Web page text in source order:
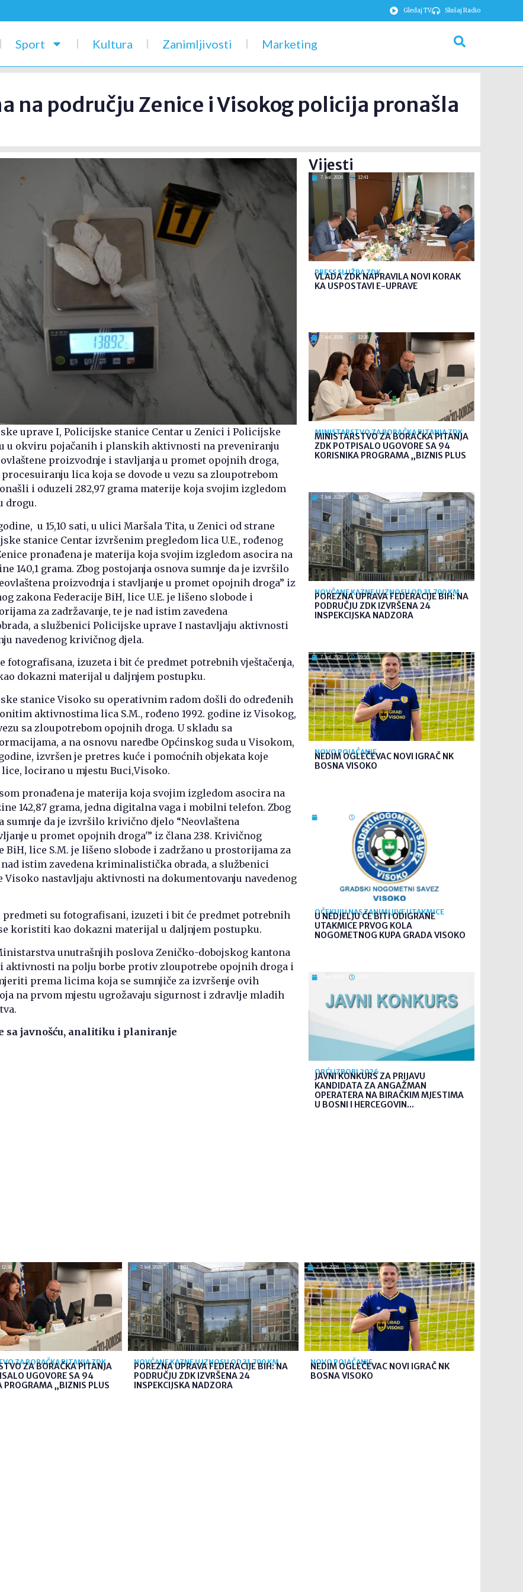
Gledaj TV Slušaj Radio
Sport Kultura Zanimljivosti Marketing
na području Zenice i Visokog policija pronašla
uprave I, Policijske stanice Centar u Zenici i Policijske
u okviru pojačanih i planskih aktivnosti na preveniranju
proizvodnje i stavljanja u promet opojnih droga,
lica koja se dovode u vezu sa zloupotrebom
i oduzeli 282,97 grama materije koja svojim izgledom
drogu.
u 15,10 sati, u ulici Maršala Tita, u Zenici od strane
stanice Centar izvršenim pregledom lica U.E., rođenog
pronađena je materija koja svojim izgledom asocira na
140,1 grama. Zbog postojanja osnova sumnje da je izvršilo
proizvodnja i stavljanje u promet opojnih droga” iz
zakona Federacije BiH, lice U.E. je lišeno slobode i
za zadržavanje, te je nad istim zavedena
a službenici Policijske uprave I nastavljaju aktivnosti
navedenog krivičnog djela.
fotografisana, izuzeta i bit će predmet potrebnih vještačenja,
dokazni materijal u daljnjem postupku.
stanice Visoko su operativnim radom došli do određenih
aktivnostima lica S.M., rođeno 1992. godine iz Visokog,
sa zloupotrebom opojnih droga. U skladu sa
a na osnovu naredbe Općinskog suda u Visokom,
izvršen je pretres kuće i pomoćnih objekata koje
locirano u mjestu Buci,Visoko.
pronađena je materija koja svojim izgledom asocira na
142,87 grama, jedna digitalna vaga i mobilni telefon. Zbog
sumnje da je izvršilo krivično djelo “Neovlaštena
u promet opojnih droga'” iz člana 238. Krivičnog
BiH, lice S.M. je lišeno slobode i zadržano u prostorijama za
nad istim zavedena kriminalistička obrada, a službenici
Visoko nastavljaju aktivnosti na dokumentovanju navedenog
predmeti su fotografisani, izuzeti i bit će predmet potrebnih
se koristiti kao dokazni materijal u daljnjem postupku.
unutrašnjih poslova Zeničko-dobojskog kantona
aktivnosti na polju borbe protiv zloupotrebe opojnih droga i
prema licima koja se sumnjiče za izvršenje ovih
na prvom mjestu ugrožavaju sigurnost i zdravlje mladih
sa javnošću, analitiku i planiranje
Vijesti
7. kol. 2026 12:41
PRESS SLUŽBA ZDK
VLADA ZDK NAPRAVILA NOVI KORAK
KA USPOSTAVI E-UPRAVE
7. kol. 2026 12:36
MINISTARSTVO ZA BORAČKA PITANJA ZDK
MINISTARSTVO ZA BORAČKA PITANJA
ZDK POTPISALO UGOVORE SA 94
KORISNIKA PROGRAMA „BIZNIS PLUS
7. kol. 2026 10:03
NOVČANE KAZNE U IZNOSU OD 31.700 KM
POREZNA UPRAVA FEDERACIJE BIH: NA
PODRUČJU ZDK IZVRŠENA 24
INSPEKCIJSKA NADZORA
7. kol. 2026 09:56
NOVO POJAČANJE
NEDIM OGLEČEVAC NOVI IGRAČ NK
BOSNA VISOKO
09:26
OČEKUJU NAS ZANIMLJIVE UTAKMICE
U NEDJELJU ĆE BITI ODIGRANE
UTAKMICE PRVOG KOLA
NOGOMETNOG KUPA GRADA VISOKO
OPĆI IZBORI 2026
JAVNI KONKURS ZA PRIJAVU
KANDIDATA ZA ANGAŽMAN
OPERATERA NA BIRAČKIM MJESTIMA
U BOSNI I HERCEGOVIN...
12:36
ZA BORAČKA PITANJA ZDK
ZA BORAČKA PITANJA
UGOVORE SA 94
PROGRAMA „BIZNIS PLUS
7. kol. 2026 10:03
NOVČANE KAZNE U IZNOSU OD 31.700 KM
POREZNA UPRAVA FEDERACIJE BIH: NA
PODRUČJU ZDK IZVRŠENA 24
INSPEKCIJSKA NADZORA
7. kol. 2026 09:56
NOVO POJAČANJE
NEDIM OGLEČEVAC NOVI IGRAČ NK
BOSNA VISOKO